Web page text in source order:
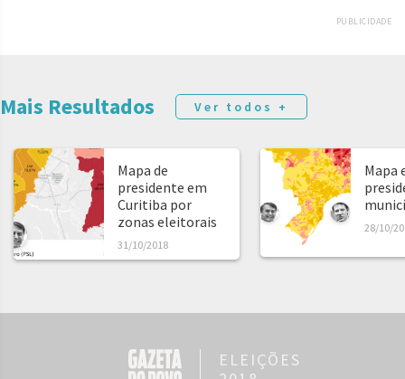
PUBLICIDADE
Mais Resultados Ver todos +
Mapa de
presidente em
Curitiba por
zonas eleitorais
31/10/2018
Mapa
28/10/
ELEIÇÕES